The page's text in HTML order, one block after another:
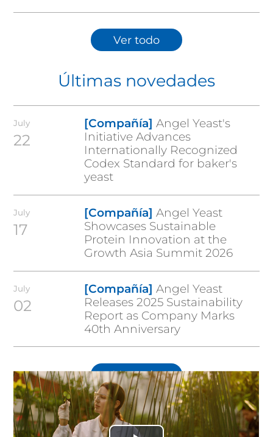
Ver todo
Últimas novedades
July
22
[Compañía] Angel Yeast's
Initiative Advances
Internationally Recognized
Codex Standard for baker's
yeast
July
17
[Compañía] Angel Yeast
Showcases Sustainable
Protein Innovation at the
Growth Asia Summit 2026
July
02
[Compañía] Angel Yeast
Releases 2025 Sustainability
Report as Company Marks
40th Anniversary
Ver todo
Sobre nosotros